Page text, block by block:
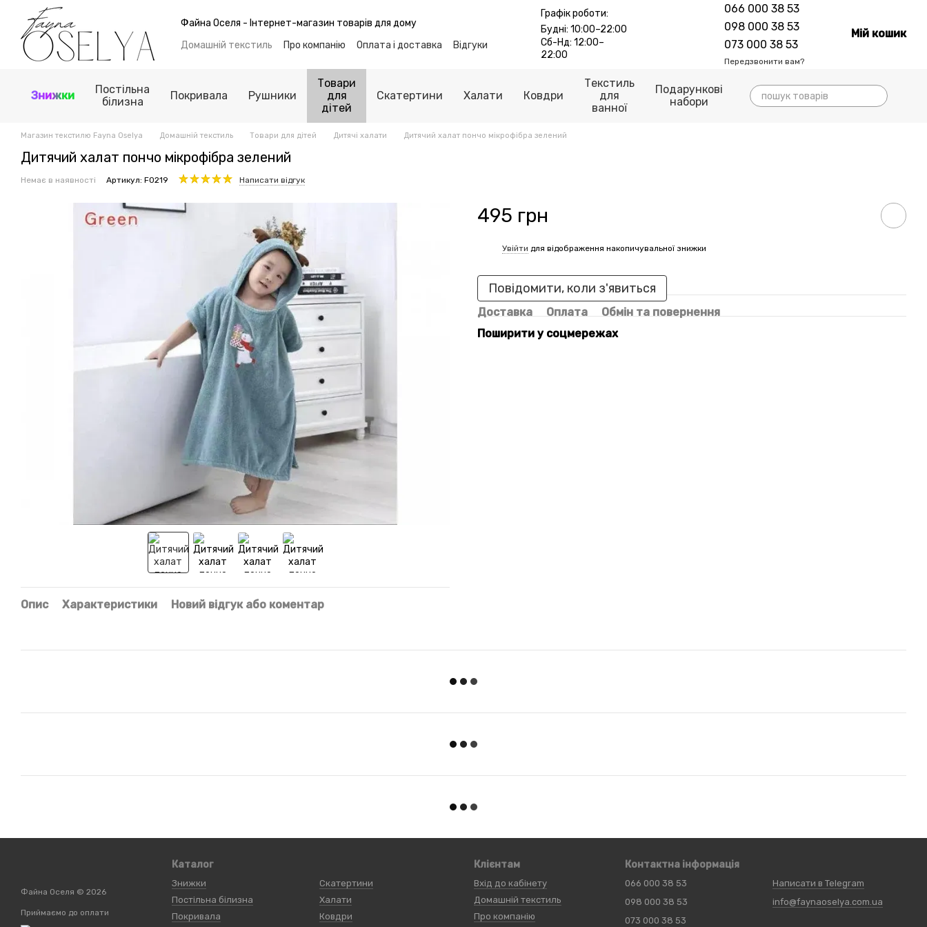
Перейти до основного контенту
Файна Оселя - Інтернет-магазин товарів для дому
Домашній текстиль
Про компанію Оплата і доставка
Відгуки
Графік роботи:
Будні: 10:00–22:00
Сб-Нд: 12:00–
22:00
066 000 38 53
098 000 38 53
073 000 38 53
Передзвонити вам?
Мій кошик
Знижки
Постільна
білизна
Покривала Рушники
Товари
для
дітей
Скатертини Халати Ковдри
Текстиль
для
ванної
Подарункові
набори
Магазин текстилю Fayna Oselya Домашній текстиль Товари для дітей Дитячі халати Дитячий халат пончо мікрофібра зелений
Дитячий халат пончо мікрофібра зелений
Немає в наявності Артикул: F0219 Написати відгук
Опис Характеристики Новий відгук або коментар
495 грн
Увійти для відображення накопичувальної знижки
Повідомити, коли з'явиться
Доставка Оплата
Обмін та повернення
Поширити у соцмережах
Файна Оселя © 2026
Приймаємо до оплати
Каталог
Знижки
Постільна білизна
Покривала
Скатертини
Халати
Ковдри
Клієнтам
Вхід до кабінету
Домашній текстиль
Про компанію
Контактна інформація
066 000 38 53
098 000 38 53
073 000 38 53
Написати в Telegram
info@faynaoselya.com.ua